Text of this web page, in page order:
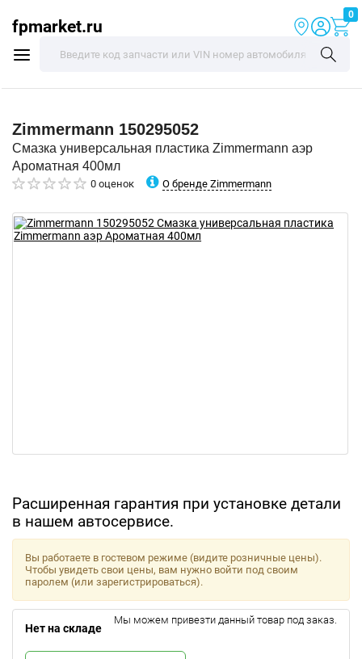
fpmarket.ru
0
Zimmermann 150295052
Смазка универсальная пластика Zimmermann аэр
Ароматная 400мл
0 оценок О бренде Zimmermann
Расширенная гарантия при установке детали
в нашем автосервисе.
Вы работаете в гостевом режиме (видите розничные цены).
Чтобы увидеть свои цены, вам нужно войти под своим
паролем (или зарегистрироваться).
Нет на складе
Мы можем привезти данный товар под заказ.